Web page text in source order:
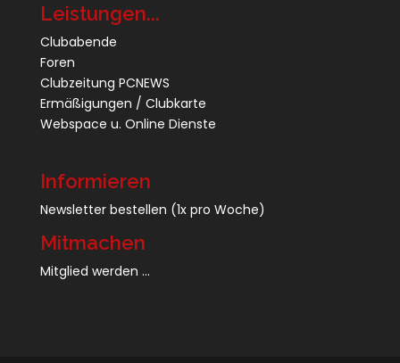
Leistungen...
Clubabende
Foren
Clubzeitung PCNEWS
Ermäßigungen / Clubkarte
Webspace u. Online Dienste
Informieren
Newsletter bestellen (1x pro Woche)
Mitmachen
Mitglied werden ...